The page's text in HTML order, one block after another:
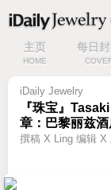
主页
HOME
每日
iDaily Jewelry
『珠宝』
章：巴黎丽兹
撰稿 X Ling 编辑 X